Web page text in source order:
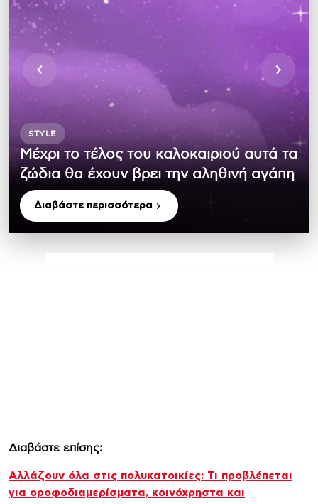
STYLE
Μέχρι το τέλος του καλοκαιριού αυτά τα
ζώδια θα έχουν βρει την αληθινή αγάπη
Διαβάστε περισσότερα
Διαβάστε επίσης:
Αλλάζουν όλα στις πολυκατοικίες: Τι προβλέπεται
για οροφοδιαμερίσματα, κοινόχρηστα και